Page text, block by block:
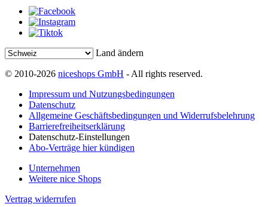
Land ändern
© 2010-2026 niceshops GmbH - All rights reserved.
Impressum und Nutzungsbedingungen
Datenschutz
Allgemeine Geschäftsbedingungen und Widerrufsbelehrung
Barrierefreiheitserklärung
Datenschutz-Einstellungen
Abo-Verträge hier kündigen
Unternehmen
Weitere nice Shops
Vertrag widerrufen